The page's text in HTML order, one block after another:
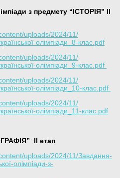
з предмету “ІСТОРІЯ” ІІ
uploads/2024/11/
олімпіади_8-клас.pdf
uploads/2024/11/
олімпіади_9-клас.pdf
uploads/2024/11/
олімпіади_10-клас.pdf
uploads/2024/11/
олімпіади_11-клас.pdf
ІІ етап
uploads/2024/11/Завдання-
олімпіади-з-